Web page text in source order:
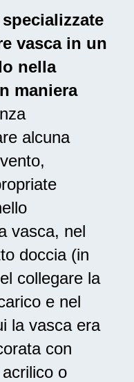
vasca in un
nella
maniera
alcuna
vasca, nel
doccia (in
collegare la
e nel
la vasca era
con
o